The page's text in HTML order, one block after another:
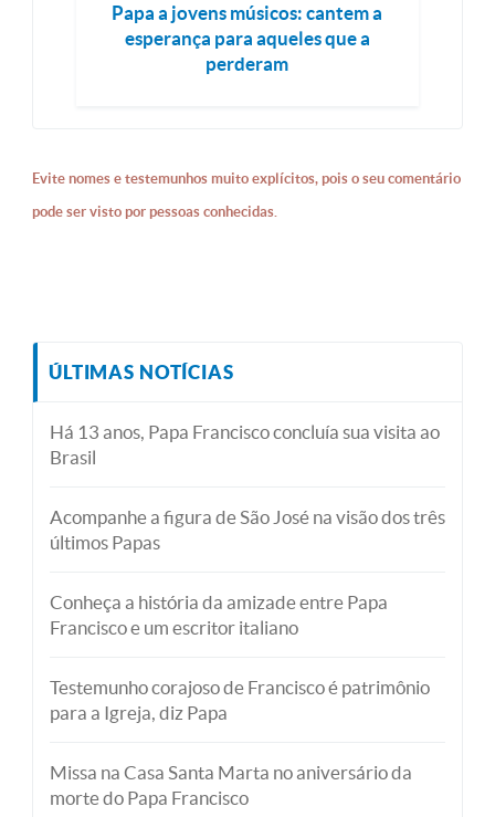
Papa a jovens músicos: cantem a
esperança para aqueles que a
perderam
Evite nomes e testemunhos muito explícitos, pois o seu comentário
pode ser visto por pessoas conhecidas.
ÚLTIMAS NOTÍCIAS
Há 13 anos, Papa Francisco concluía sua visita ao
Brasil
Acompanhe a figura de São José na visão dos três
últimos Papas
Conheça a história da amizade entre Papa
Francisco e um escritor italiano
Testemunho corajoso de Francisco é patrimônio
para a Igreja, diz Papa
Missa na Casa Santa Marta no aniversário da
morte do Papa Francisco